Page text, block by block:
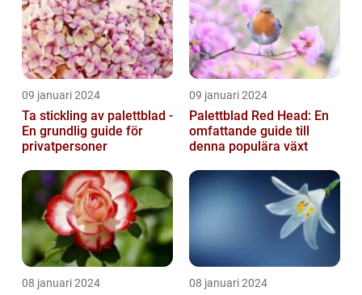
09 januari 2024
Ta stickling av palettblad -
En grundlig guide för
privatpersoner
09 januari 2024
Palettblad Red Head: En
omfattande guide till
denna populära växt
08 januari 2024 08 januari 2024